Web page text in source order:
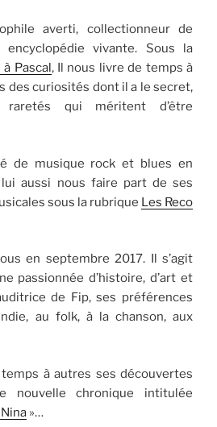
averti, collectionneur de
vivante. Sous la
Pascal, Il nous livre de temps à
des curiosités dont il a le secret,
raretés qui méritent d’être
de musique rock et blues en
aussi nous faire part de ses
sous la rubrique Les Reco
en septembre 2017. Il s’agit
passionnée d’histoire, d’art et
de Fip, ses préférences
au folk, à la chanson, aux
à autres ses découvertes
nouvelle chronique intitulée
»…